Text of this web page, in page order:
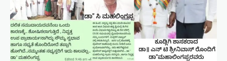
t
i
o
n